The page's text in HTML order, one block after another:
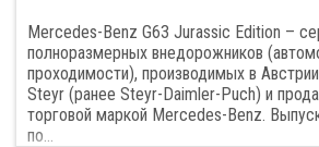
Mercedes-Benz G63 Jurassic Edition –
полноразмерных внедорожников
проходимости), производимых в
Steyr (ранее Steyr-Daimler-Puch) и
торговой маркой Mercedes-Benz.
по…